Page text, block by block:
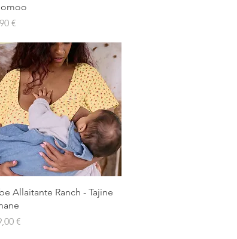
€
Aperçu rapide
Allaitante Ranch - Tajine
€